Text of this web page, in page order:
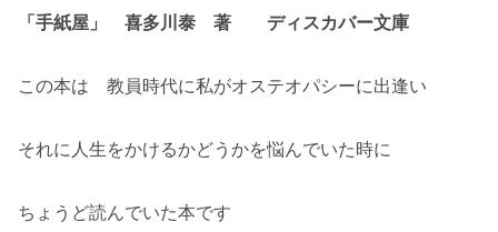
「手紙屋」 喜多川泰 著 ディスカバー文庫
この本は 教員時代に私がオステオパシーに出逢い
それに人生をかけるかどうかを悩んでいた時に
ちょうど読んでいた本です